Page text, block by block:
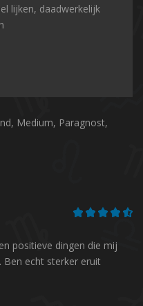
lijken, daadwerkelijk
Medium, Paragnost,
positieve dingen die mij
Ben echt sterker eruit